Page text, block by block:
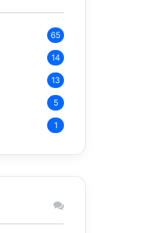
65
14
13
5
1